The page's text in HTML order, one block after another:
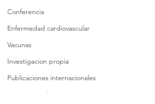
Conferencia
Enfermedad cardiovascular
Vacunas
Investigacion propia
Publicaciones internacionales
Covid-19 evidencia